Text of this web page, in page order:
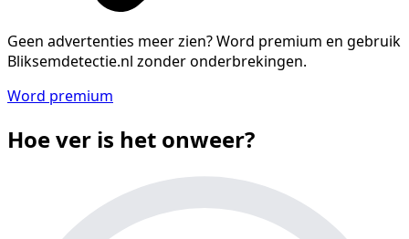
Geen advertenties meer zien?Word premium en gebruik
Bliksemdetectie.nl zonder onderbrekingen.
Word premium
Hoe ver is het onweer?